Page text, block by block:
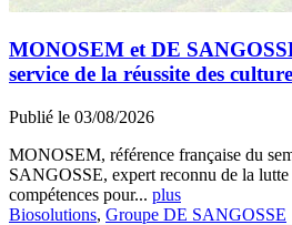
MONOSEM et DE
service de la réussite des
Publié le 03/08/2026
MONOSEM, référence française du
SANGOSSE, expert reconnu de la
compétences pour... plus
Biosolutions, Groupe DE SANGOSSE